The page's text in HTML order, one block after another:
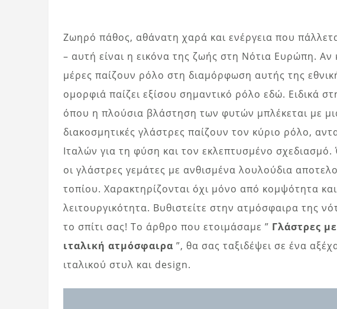
Ζωηρό πάθος, αθάνατη χαρά και ενέργεια που
– αυτή είναι η εικόνα της ζωής στη Νότια Ευρώπη. Αν
μέρες παίζουν ρόλο στη διαμόρφωση αυτής της
ομορφιά παίζει εξίσου σημαντικό ρόλο εδώ. Ειδικά
όπου η πλούσια βλάστηση των φυτών μπλέκεται με
διακοσμητικές γλάστρες παίζουν τον κύριο ρόλο,
Ιταλών για τη φύση και τον εκλεπτυσμένο σχεδιασμό.
οι γλάστρες γεμάτες με ανθισμένα λουλούδια
τοπίου. Χαρακτηρίζονται όχι μόνο από κομψότητα
λειτουργικότητα. Βυθιστείτε στην ατμόσφαιρα της
το σπίτι σας! Το άρθρο που ετοιμάσαμε ” Γλάστρες
ιταλική ατμόσφαιρα ”, θα σας ταξιδέψει σε ένα
ιταλικού στυλ και design.